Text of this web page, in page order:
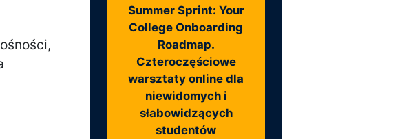
Summer Sprint: Your
College Onboarding
Roadmap.
Czteroczęściowe
warsztaty online dla
niewidomych i
słabowidzących
studentów